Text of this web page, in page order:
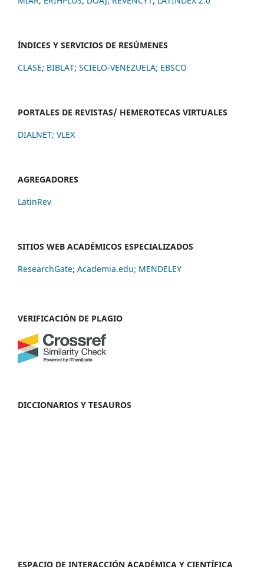
ÍNDICES Y SERVICIOS DE RESÚMENES
CLASE; BIBLAT; SCIELO-VENEZUELA; EBSCO
PORTALES DE REVISTAS/ HEMEROTECAS VIRTUALES
DIALNET; VLEX
AGREGADORES
LatinRev
SITIOS WEB ACADÉMICOS ESPECIALIZADOS
ResearchGate; Academia.edu; MENDELEY
VERIFICACIÓN DE PLAGIO
DICCIONARIOS Y TESAUROS
ESPACIO DE INTERACCIÓN ACADÉMICA Y CIENTÍFICA